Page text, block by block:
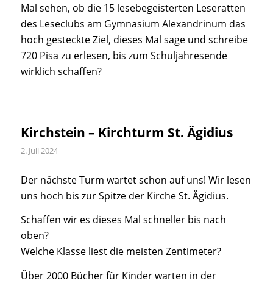
Mal sehen, ob die 15 lesebegeisterten Leseratten
des Leseclubs am Gymnasium Alexandrinum das
hoch gesteckte Ziel, dieses Mal sage und schreibe
720 Pisa zu erlesen, bis zum Schuljahresende
wirklich schaffen?
Kirchstein – Kirchturm St. Ägidius
2. Juli 2024
Der nächste Turm wartet schon auf uns! Wir lesen
uns hoch bis zur Spitze der Kirche St. Ägidius.
Schaffen wir es dieses Mal schneller bis nach
oben?
Welche Klasse liest die meisten Zentimeter?
Über 2000 Bücher für Kinder warten in der